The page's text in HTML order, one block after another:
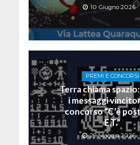
10 Giugno 2026
PREMI E CONCORSI
Terra chiama
i messaggi
concorso “C’è
E.T.”
29 Maggio 2026